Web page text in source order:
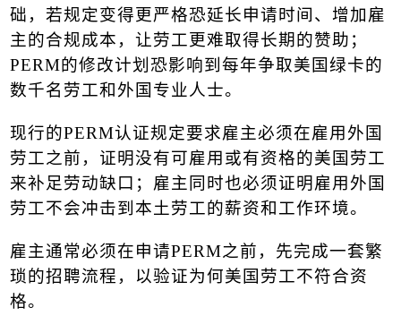
础，若规定变得更严格恐延长申请时间、增加雇
主的合规成本，让劳工更难取得长期的赞助；
PERM的修改计划恐影响到每年争取美国绿卡的
数千名劳工和外国专业人士。
现行的PERM认证规定要求雇主必须在雇用外国
劳工之前，证明没有可雇用或有资格的美国劳工
来补足劳动缺口；雇主同时也必须证明雇用外国
劳工不会冲击到本土劳工的薪资和工作环境。
雇主通常必须在申请PERM之前，先完成一套繁
琐的招聘流程，以验证为何美国劳工不符合资
格。